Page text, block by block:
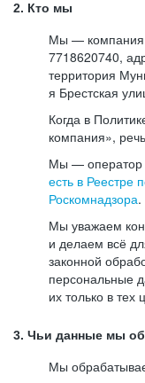
2. Кто мы
Мы — компания
7718620740,
территория
я Брестская
Когда в
компания»,
Мы — оператор
есть в Реестре
Роскомнадзора.
Мы уважаем
и делаем всё
законной
персональные
их только в
3. Чьи данные мы
Мы